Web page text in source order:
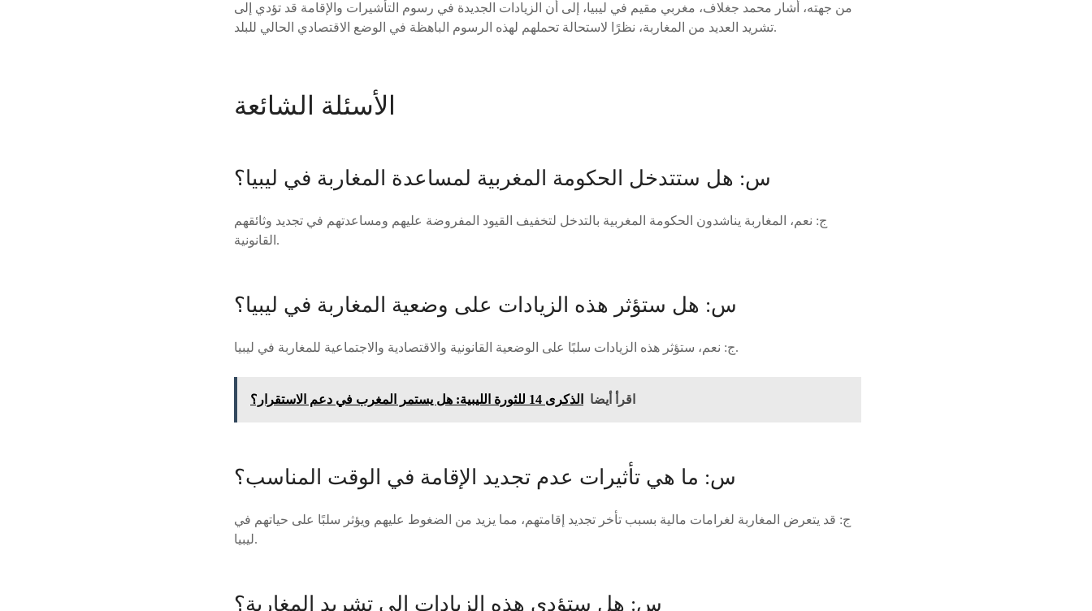
من جهته، أشار محمد جغلاف، مغربي مقيم في ليبيا، إلى أن الزيادات الجديدة في رسوم التأشيرات والإقامة قد تؤدي إلى
تشريد العديد من المغاربة، نظرًا لاستحالة تحملهم لهذه الرسوم الباهظة في الوضع الاقتصادي الحالي للبلد.
الأسئلة الشائعة
س: هل ستتدخل الحكومة المغربية لمساعدة المغاربة في ليبيا؟
ج: نعم، المغاربة يناشدون الحكومة المغربية بالتدخل لتخفيف القيود المفروضة عليهم ومساعدتهم في تجديد وثائقهم
القانونية.
س: هل ستؤثر هذه الزيادات على وضعية المغاربة في ليبيا؟
ج: نعم، ستؤثر هذه الزيادات سلبًا على الوضعية القانونية والاقتصادية والاجتماعية للمغاربة في ليبيا.
اقرأ أيضا الذكرى 14 للثورة الليبية: هل يستمر المغرب في دعم الاستقرار؟
س: ما هي تأثيرات عدم تجديد الإقامة في الوقت المناسب؟
ج: قد يتعرض المغاربة لغرامات مالية بسبب تأخر تجديد إقامتهم، مما يزيد من الضغوط عليهم ويؤثر سلبًا على حياتهم في
ليبيا.
س: هل ستؤدي هذه الزيادات إلى تشريد المغاربة؟